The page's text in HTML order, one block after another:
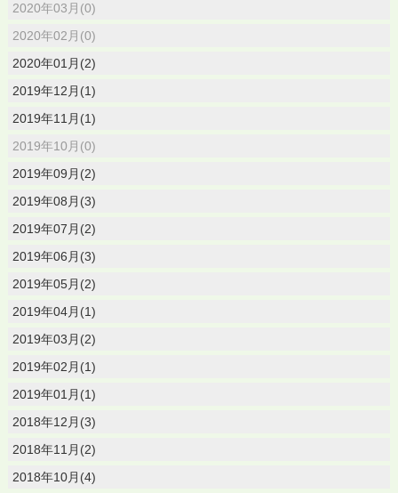
2020年03月(0)
2020年02月(0)
2020年01月(2)
2019年12月(1)
2019年11月(1)
2019年10月(0)
2019年09月(2)
2019年08月(3)
2019年07月(2)
2019年06月(3)
2019年05月(2)
2019年04月(1)
2019年03月(2)
2019年02月(1)
2019年01月(1)
2018年12月(3)
2018年11月(2)
2018年10月(4)